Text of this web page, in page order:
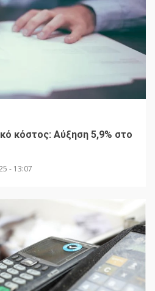
κόστος: Αύξηση 5,9% στο
- 13:07